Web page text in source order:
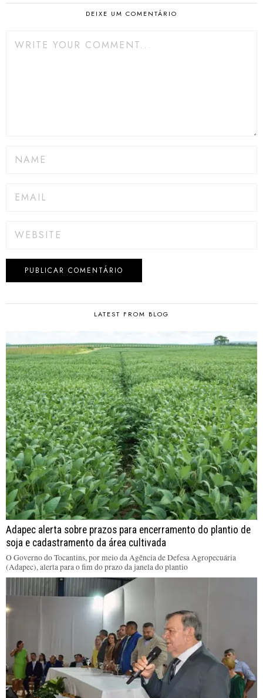
DEIXE UM COMENTÁRIO
LATEST FROM BLOG
Adapec alerta sobre prazos para encerramento do plantio de
soja e cadastramento da área cultivada
O Governo do Tocantins, por meio da Agência de Defesa Agropecuária
(Adapec), alerta para o fim do prazo da janela do plantio